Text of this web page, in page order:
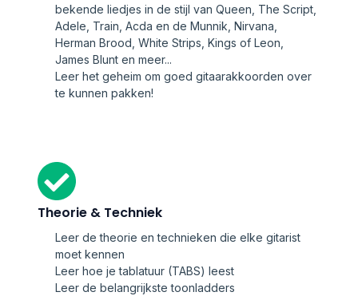
bekende liedjes in de stijl van Queen, The Script,
Adele, Train, Acda en de Munnik, Nirvana,
Herman Brood, White Strips, Kings of Leon,
James Blunt en meer...
Leer het geheim om goed gitaarakkoorden over
te kunnen pakken!
Theorie & Techniek
Leer de theorie en technieken die elke gitarist
moet kennen
Leer hoe je tablatuur (TABS) leest
Leer de belangrijkste toonladders